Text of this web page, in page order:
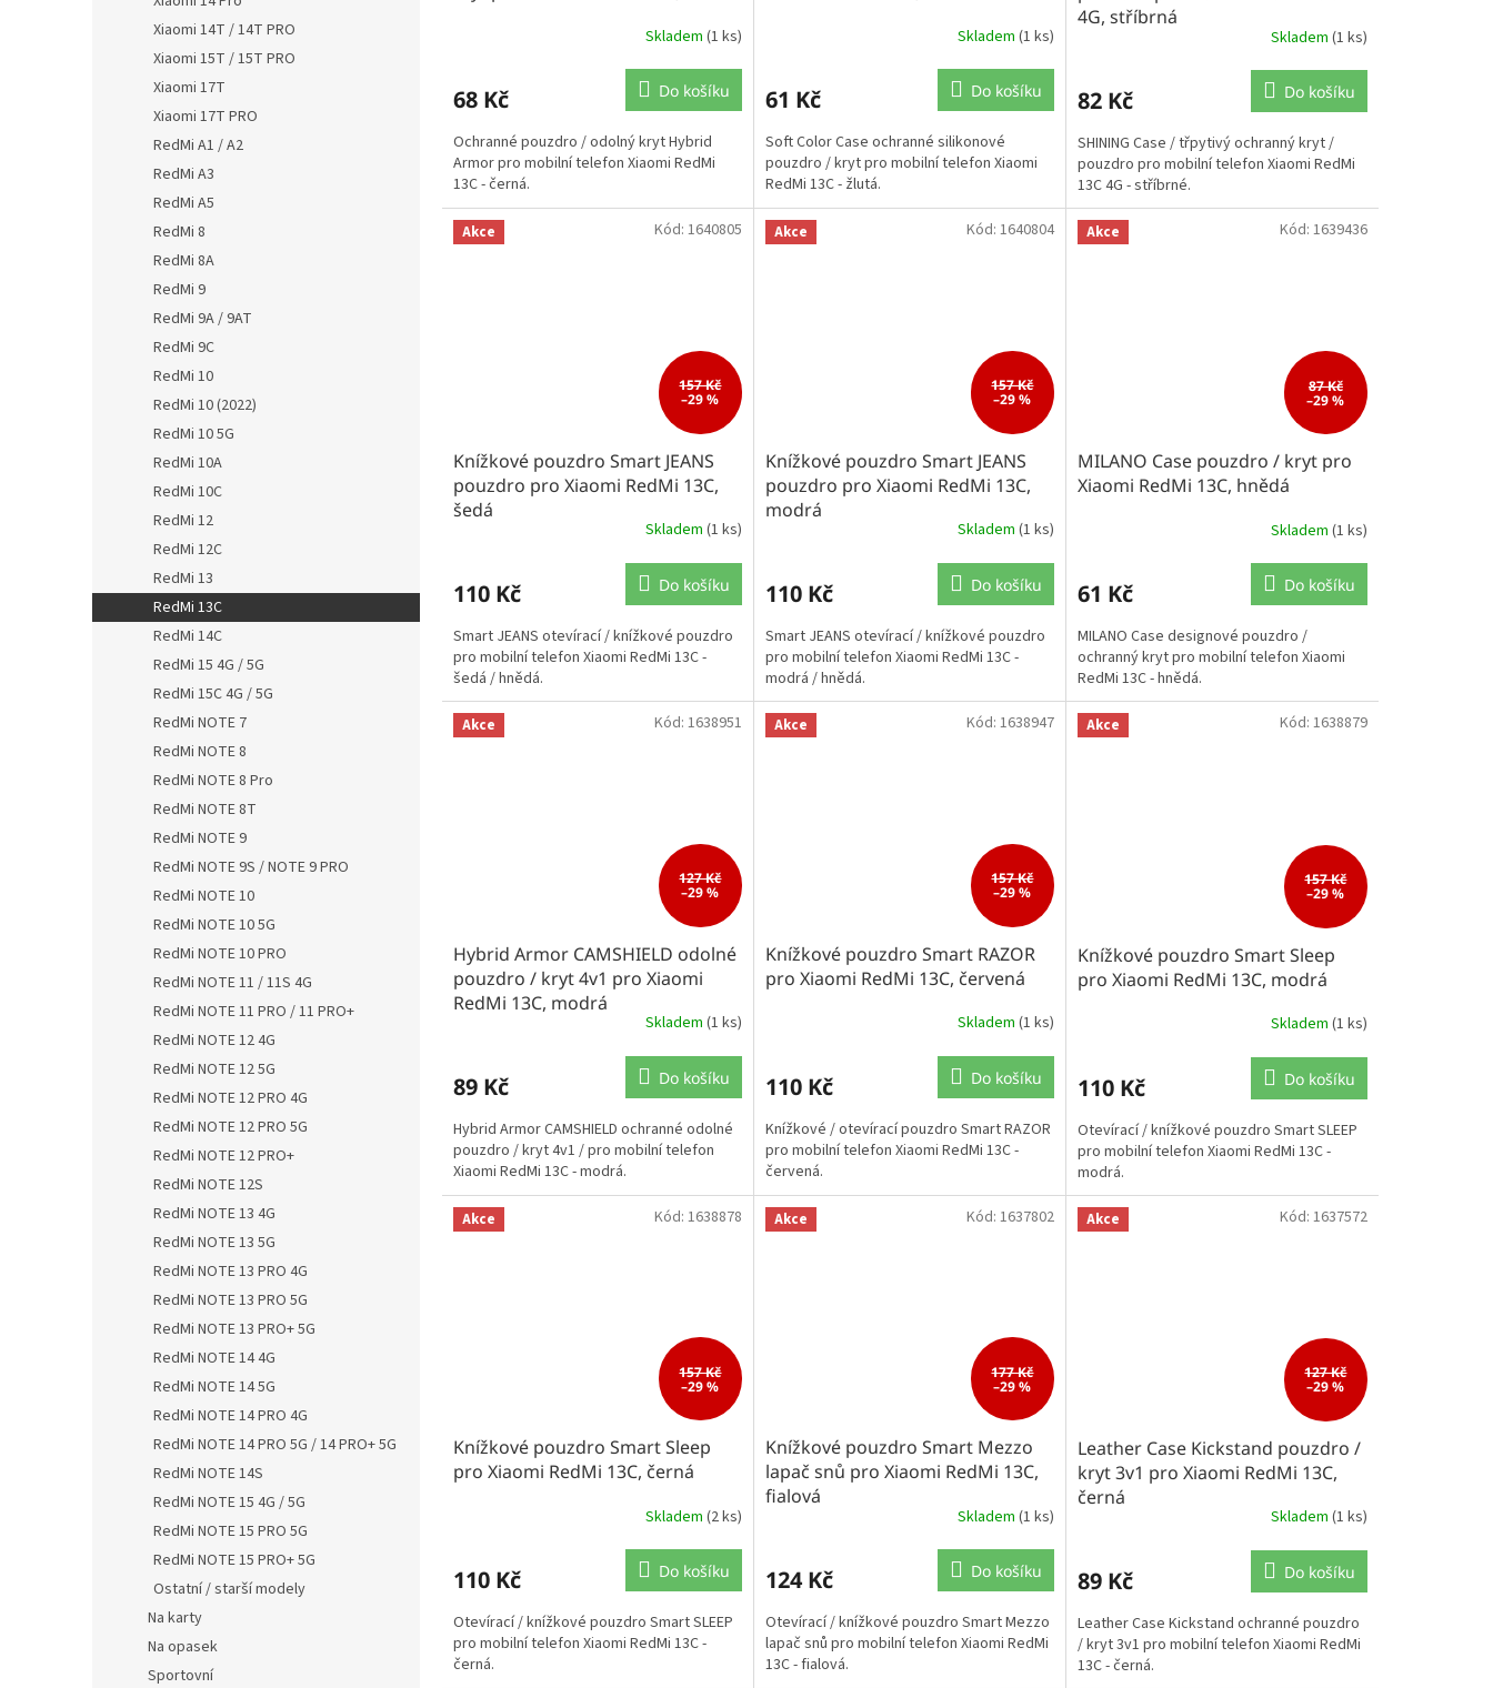
Xiaomi 14T / 14T PRO
Xiaomi 15T / 15T PRO
Xiaomi 17T
Xiaomi 17T PRO
RedMi A1 / A2
RedMi A3
RedMi A5
RedMi 8
RedMi 8A
RedMi 9
RedMi 9A / 9AT
RedMi 9C
RedMi 10
RedMi 10 (2022)
RedMi 10 5G
RedMi 10A
RedMi 10C
RedMi 12
RedMi 12C
RedMi 13
RedMi 13C
RedMi 14C
RedMi 15 4G / 5G
RedMi 15C 4G / 5G
RedMi NOTE 7
RedMi NOTE 8
RedMi NOTE 8 Pro
RedMi NOTE 8T
RedMi NOTE 9
RedMi NOTE 9S / NOTE 9 PRO
RedMi NOTE 10
RedMi NOTE 10 5G
RedMi NOTE 10 PRO
RedMi NOTE 11 / 11S 4G
RedMi NOTE 11 PRO / 11 PRO+
RedMi NOTE 12 4G
RedMi NOTE 12 5G
RedMi NOTE 12 PRO 4G
RedMi NOTE 12 PRO 5G
RedMi NOTE 12 PRO+
RedMi NOTE 12S
RedMi NOTE 13 4G
RedMi NOTE 13 5G
RedMi NOTE 13 PRO 4G
RedMi NOTE 13 PRO 5G
RedMi NOTE 13 PRO+ 5G
RedMi NOTE 14 4G
RedMi NOTE 14 5G
RedMi NOTE 14 PRO 4G
RedMi NOTE 14 PRO 5G / 14 PRO+ 5G
RedMi NOTE 14S
RedMi NOTE 15 4G / 5G
RedMi NOTE 15 PRO 5G
RedMi NOTE 15 PRO+ 5G
Ostatní / starší modely
Na karty
Na opasek
Sportovní
Skladem (1 ks)
68 Kč Do košíku
Ochranné pouzdro / odolný kryt Hybrid
Armor pro mobilní telefon Xiaomi RedMi
13C - černá.
Skladem (1 ks)
61 Kč Do košíku
Soft Color Case ochranné silikonové
pouzdro / kryt pro mobilní telefon Xiaomi
RedMi 13C - žlutá.
4G, stříbrná
Skladem (1 ks)
82 Kč Do košíku
SHINING Case / třpytivý ochranný kryt /
pouzdro pro mobilní telefon Xiaomi RedMi
13C 4G - stříbrné.
Akce
157 Kč
–29 %
Knížkové pouzdro Smart JEANS
pouzdro pro Xiaomi RedMi 13C,
šedá
Skladem (1 ks)
110 Kč Do košíku
Smart JEANS otevírací / knížkové pouzdro
pro mobilní telefon Xiaomi RedMi 13C -
šedá / hnědá.
Kód: 1640805 Akce
157 Kč
–29 %
Knížkové pouzdro Smart JEANS
pouzdro pro Xiaomi RedMi 13C,
modrá
Skladem (1 ks)
110 Kč Do košíku
Smart JEANS otevírací / knížkové pouzdro
pro mobilní telefon Xiaomi RedMi 13C -
modrá / hnědá.
Kód: 1640804 Akce
87 Kč
–29 %
MILANO Case pouzdro / kryt pro
Xiaomi RedMi 13C, hnědá
Skladem (1 ks)
61 Kč Do košíku
MILANO Case designové pouzdro /
ochranný kryt pro mobilní telefon Xiaomi
RedMi 13C - hnědá.
Kód: 1639436
Akce
127 Kč
–29 %
Hybrid Armor CAMSHIELD odolné
pouzdro / kryt 4v1 pro Xiaomi
RedMi 13C, modrá
Skladem (1 ks)
89 Kč Do košíku
Hybrid Armor CAMSHIELD ochranné odolné
pouzdro / kryt 4v1 / pro mobilní telefon
Xiaomi RedMi 13C - modrá.
Kód: 1638951 Akce
157 Kč
–29 %
Knížkové pouzdro Smart RAZOR
pro Xiaomi RedMi 13C, červená
Skladem (1 ks)
110 Kč Do košíku
Knížkové / otevírací pouzdro Smart RAZOR
pro mobilní telefon Xiaomi RedMi 13C -
červená.
Kód: 1638947 Akce
157 Kč
–29 %
Knížkové pouzdro Smart Sleep
pro Xiaomi RedMi 13C, modrá
Skladem (1 ks)
110 Kč Do košíku
Otevírací / knížkové pouzdro Smart SLEEP
pro mobilní telefon Xiaomi RedMi 13C -
modrá.
Kód: 1638879
Akce
157 Kč
–29 %
Knížkové pouzdro Smart Sleep
pro Xiaomi RedMi 13C, černá
Skladem (2 ks)
110 Kč Do košíku
Otevírací / knížkové pouzdro Smart SLEEP
pro mobilní telefon Xiaomi RedMi 13C -
černá.
Kód: 1638878 Akce
177 Kč
–29 %
Knížkové pouzdro Smart Mezzo
lapač snů pro Xiaomi RedMi 13C,
fialová
Skladem (1 ks)
124 Kč Do košíku
Otevírací / knížkové pouzdro Smart Mezzo
lapač snů pro mobilní telefon Xiaomi RedMi
13C - fialová.
Kód: 1637802 Akce
127 Kč
–29 %
Leather Case Kickstand pouzdro /
kryt 3v1 pro Xiaomi RedMi 13C,
černá
Skladem (1 ks)
89 Kč Do košíku
Leather Case Kickstand ochranné pouzdro
/ kryt 3v1 pro mobilní telefon Xiaomi RedMi
13C - černá.
Kód: 1637572